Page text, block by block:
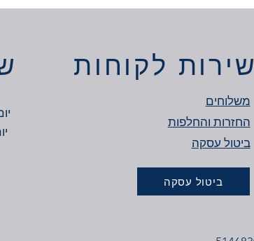
שירות לקוחות
משלוחים
החזרות והחלפות
ביטול עסקה​​​
ביטול עסקה